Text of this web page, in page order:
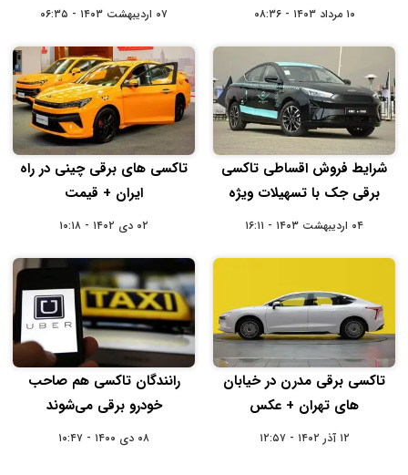
۱۰ مرداد ۱۴۰۳ - ۰۸:۳۶ ۰۷ اردیبهشت ۱۴۰۳ - ۰۶:۳۵
شرایط فروش اقساطی تاکسی
برقی جک با تسهیلات ویژه
۰۴ اردیبهشت ۱۴۰۳ - ۱۶:۱۱
تاکسی های برقی چینی در راه
ایران + قیمت
۰۲ دی ۱۴۰۲ - ۱۰:۱۸
تاکسی برقی مدرن در خیابان
های تهران + عکس
۱۲ آذر ۱۴۰۲ - ۱۲:۵۷
رانندگان تاکسی هم صاحب
خودرو برقی می‌شوند
۰۸ دی ۱۴۰۰ - ۱۰:۴۷